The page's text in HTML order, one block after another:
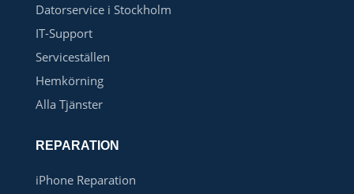
Datorservice i Stockholm
IT-Support
Serviceställen
Hemkörning
Alla Tjänster
REPARATION
iPhone Reparation